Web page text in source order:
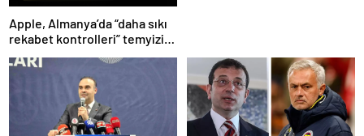
Apple, Almanya’da “daha sıkı
rekabet kontrolleri” temyizini
kaybetti